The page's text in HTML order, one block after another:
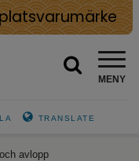
MENY
TRANSLATE
avlopp